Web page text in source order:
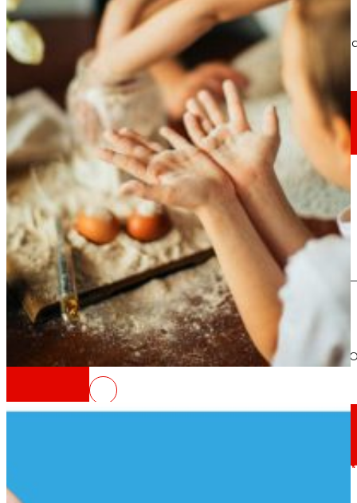
Gobierno Corporativo
Detalle de la estructura de gobierno, sus
Prensa
Aldía
Prensa
Toda la actualidad y los últimos pasos de
5
Escuela de